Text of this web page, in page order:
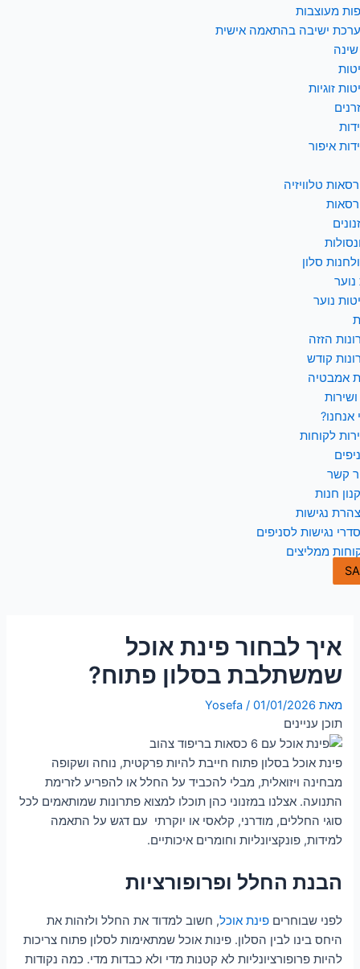
מעוצבות
ישיבה בהתאמה אישית
זוגיות
איפור
טלוויזיה
סלון
נוער
הזזה
קודש
אמבטיה
אנחנו?
לקוחות
קשר
חנות
נגישות
נגישות לסניפים
ממליצים
איך לבחור פינת אוכל
שמשתלבת בסלון פתוח?
מאת Yosefa / 01/01/2026
תוכן עניינים
פינת אוכל בסלון פתוח חייבת להיות פרקטית, נוחה ושקופה
מבחינה ויזואלית, מבלי להכביד על החלל או להפריע לזרימת
התנועה. אצלנו במזנוני כהן תוכלו למצוא פתרונות שמותאמים לכל
סוגי החללים, מודרני, קלאסי או יוקרתי עם דגש על התאמה
למידות, פונקציונליות וחומרים איכותיים.
הבנת החלל ופרופורציות
לפני שבוחריםפינת אוכל, חשוב למדוד את החלל ולזהות את
היחס בינו לבין הסלון. פינות אוכל שמתאימות לסלון פתוח צריכות
להיות פרופורציונליות לא קטנות מדי ולא כבדות מדי. כמה נקודות